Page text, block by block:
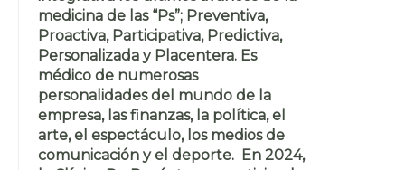
medicina de las “Ps”; Preventiva,
Proactiva, Participativa, Predictiva,
Personalizada y Placentera. Es
médico de numerosas
personalidades del mundo de la
empresa, las finanzas, la política, el
arte, el espectáculo, los medios de
comunicación y el deporte. En 2024,